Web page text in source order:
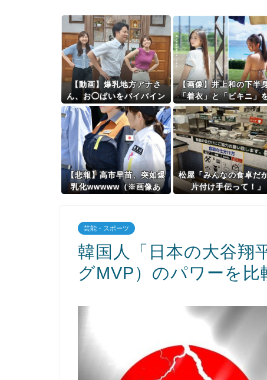
【動画】爆乳地方アナさ
ん、お◯ぱいをバイバイン
揺らしてしまうｗｗｗwｗ
ｗｗｗｗｗｗｗ
【画像】井上和の下半
「着衣」と「ビキニ」
較した結果
【悲報】高市早苗、突如爆
乳化wwwww（※画像あ
松屋「みんなの食卓だ
片付け手伝って！」
芸能・スポーツ
韓国人「日本の大谷翔
グMVP）のパワーを